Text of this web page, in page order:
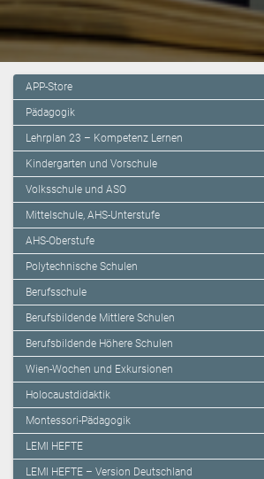
APP-Store
Pädagogik
Lehrplan 23 – Kompetenz Lernen
Kindergarten und Vorschule
Volksschule und ASO
Mittelschule, AHS-Unterstufe
AHS-Oberstufe
Polytechnische Schulen
Berufsschule
Berufsbildende Mittlere Schulen
Berufsbildende Höhere Schulen
Wien-Wochen und Exkursionen
Holocaustdidaktik
Montessori-Pädagogik
LEMI HEFTE
LEMI HEFTE – Version Deutschland